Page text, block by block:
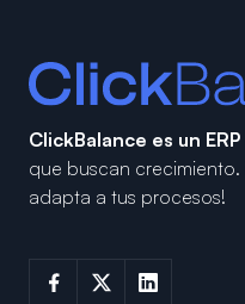
ClickBalance es un ERP
que buscan crecimiento.
adapta a tus procesos!